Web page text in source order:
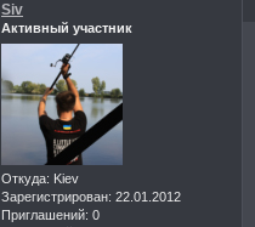
Siv
Активный участник
Откуда: Kiev
Зарегистрирован: 22.01.2012
Приглашений: 0